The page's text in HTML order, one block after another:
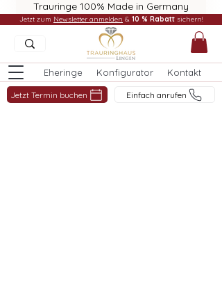
Trauringe 100% Made in Germany
Eheringe Konfigurator Kontakt
Jetzt Termin buchen Einfach anrufen
Jetzt zum Newsletter anmelden & 10 % Rabatt sichern!